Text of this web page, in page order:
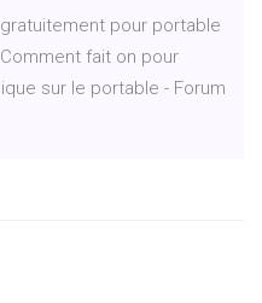
pour portable
fait on pour
sur le portable - Forum